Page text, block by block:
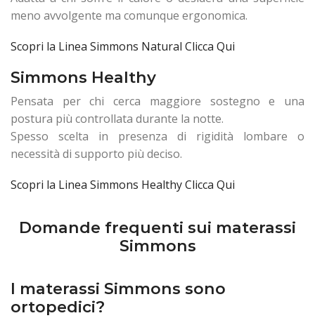
meno avvolgente ma comunque ergonomica.
Scopri la Linea Simmons Natural Clicca Qui
Simmons Healthy
Pensata per chi cerca maggiore sostegno e una
postura più controllata durante la notte.
Spesso scelta in presenza di rigidità lombare o
necessità di supporto più deciso.
Scopri la Linea Simmons Healthy Clicca Qui
Domande frequenti sui materassi
Simmons
I materassi Simmons sono
ortopedici?